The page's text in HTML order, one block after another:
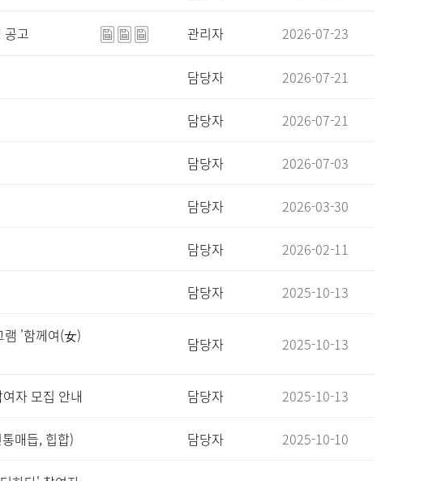
공고 관리자 2026-07-23
담당자 2026-07-21
담당자 2026-07-21
담당자 2026-07-03
담당자 2026-03-30
담당자 2026-02-11
담당자 2025-10-13
램 '함께여(女)
담당자 2025-10-13
자 모집 안내 담당자 2025-10-13
매듭, 힙합) 담당자 2025-10-10